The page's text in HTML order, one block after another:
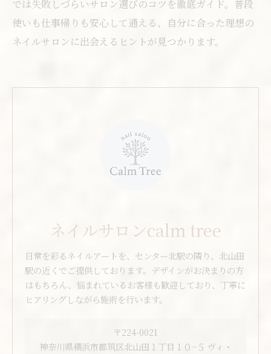
では失敗しづらいサロン選びのコツを徹底ガイド。普段
使いも仕事帰りも安心して通える、自分に合った理想の
ネイルサロンに出会えるヒントが見つかります。
ネイルサロンcalm tree
日常を彩るネイルアートを、センター北駅の隣り、北山田
駅の近くでご提供しております。デザインがお決まりの方
はもちろん、悩まれているお客様も歓迎しており、丁寧に
ヒアリングしながら施術を行います。
〒224-0021
神奈川県横浜市都筑区北山田１丁目１０−５ ヴィ・